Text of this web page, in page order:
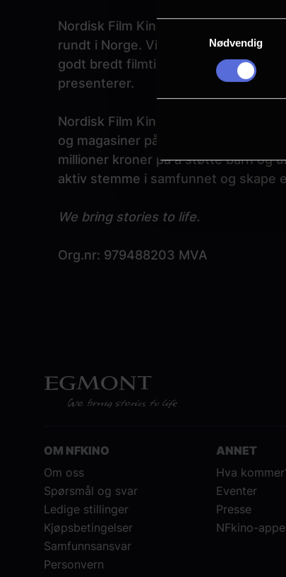
Nødvendig
Nordisk Film Kino er Norges største
rundt i Norge. Vi er til sammen over
godt bredt filmtilbud. Nordisk Film
presenterer.
Nordisk Film Kino er en del av
og magasiner på tvers av mer enn
millioner kroner på å støtte barn og
aktiv stemme i samfunnet og skape
We bring stories to life.
Org.nr: 979488203 MVA
OM NFKINO
Om oss
Spørsmål og svar
Ledige stillinger
Kjøpsbetingelser
Samfunnsansvar
Personvern
ANNET
Hva
Eventer
Presse
NFkino-